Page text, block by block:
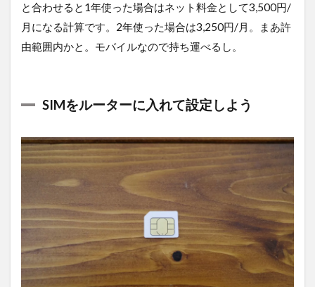
と合わせると1年使った場合はネット料金として3,500円/
月になる計算です。2年使った場合は3,250円/月。まあ許
由範囲内かと。モバイルなので持ち運べるし。
SIMをルーターに入れて設定しよう